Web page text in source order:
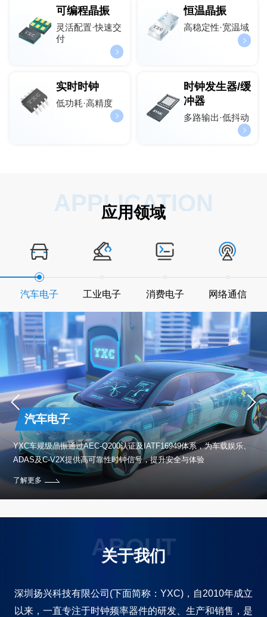
可编程晶振
灵活配置·快速交
付
恒温晶振
高稳定性·宽温域
实时时钟
低功耗·高精度
时钟发生器/缓
冲器
多路输出·低抖动
APPLICATION
应用领域
汽车电子 工业电子 消费电子 网络通信
汽车电子
YXC车规级晶振通过AEC-Q200认证及IATF16949体系，为车载娱乐、
ADAS及C-V2X提供高可靠性时钟信号，提升安全与体验
了解更多
ABOUT
关于我们
深圳扬兴科技有限公司(下面简称：YXC)，自2010年成立
以来，一直专注于时钟频率器件的研发、生产和销售，是